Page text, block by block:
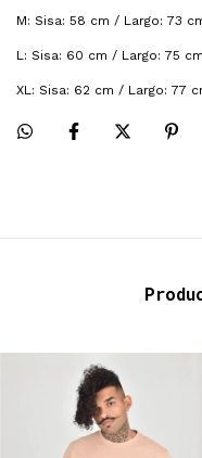
M: Sisa: 58 cm / Largo: 73
L: Sisa: 60 cm / Largo: 75 cm
XL: Sisa: 62 cm / Largo: 77